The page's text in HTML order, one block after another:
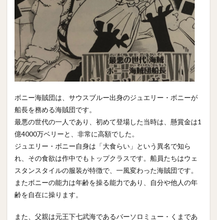
ボニー海賊団は、サウスブルー出身のジュエリー・ボニーが
船長を務める海賊団です。
最悪の世代の一人であり、初めて登場した当時は、懸賞金は1
億4000万ベリーと、非常に高額でした。
ジュエリー・ボニー自身は「大食らい」という異名で知ら
れ、その食欲は作中でもトップクラスです。船員たちはウェ
スタンスタイルの服装が特徴で、一風変わった海賊団です。
またボニーの能力は年齢を操る能力であり、自分や他人の年
齢を自在に操ります。
また、父親は元王下七武海であるバーソロミュー・くまであ